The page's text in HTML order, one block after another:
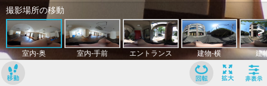
撮影場所の移動
室内-奥 室内-手前 エントランス 建物-横 建
>